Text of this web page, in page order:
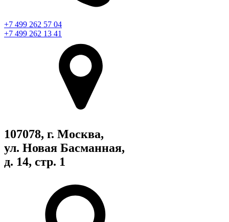
+7 499 262 57 04
+7 499 262 13 41
107078, г. Москва,
ул. Новая Басманная,
д. 14, стр. 1